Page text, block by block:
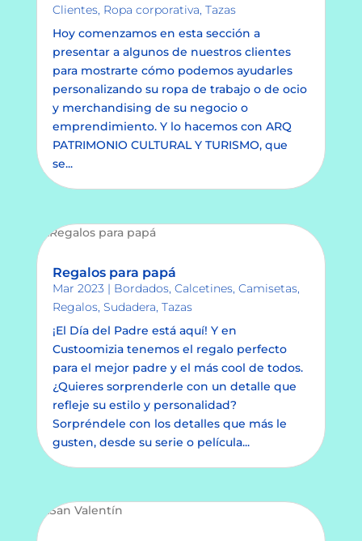
Clientes, Ropa corporativa, Tazas
Hoy comenzamos en esta sección a
presentar a algunos de nuestros clientes
para mostrarte cómo podemos ayudarles
personalizando su ropa de trabajo o de ocio
y merchandising de su negocio o
emprendimiento. Y lo hacemos con ARQ
PATRIMONIO CULTURAL Y TURISMO, que
se...
Regalos para papá
Mar 2023 | Bordados, Calcetines, Camisetas,
Regalos, Sudadera, Tazas
¡El Día del Padre está aquí! Y en
Custoomizia tenemos el regalo perfecto
para el mejor padre y el más cool de todos.
¿Quieres sorprenderle con un detalle que
refleje su estilo y personalidad?
Sorpréndele con los detalles que más le
gusten, desde su serie o película...